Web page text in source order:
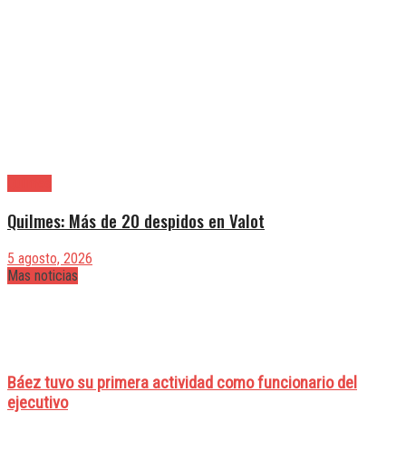
Quilmes: Más de 20 despidos en Valot
5 agosto, 2026
Mas noticias
Báez tuvo su primera actividad como funcionario del
ejecutivo